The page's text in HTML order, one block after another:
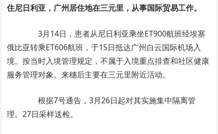
住尼日利亚，广州居住地在三元里，从事国际贸易工作。
3月14日，患者从尼日利亚乘坐ET900航班经埃塞
俄比亚转乘ET606航班，于15日抵达广州白云国际机场入
境。按当时入境管理规定，不属于入境重点排查和社区健康
服务管理对象。来穗后主要在三元里附近活动。
根据7号通告，3月26日起对其实施集中隔离管
理。27日采样送检。